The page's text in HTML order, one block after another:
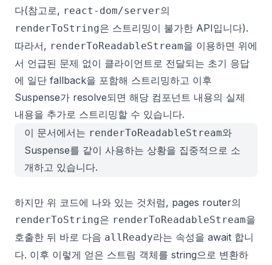
다(참고로, react-dom/server의
renderToString은 스트리밍이 불가한 API입니다).
따라서, renderToReadableStream을 이용하면 위에
서 언급된 문제 없이 클라이언트로 전달되는 초기 응답
에 일단 fallback을 포함해 스트리밍하고 이후
Suspense가 resolve되면 해당 컴포넌트 내용의 실제
내용을 추가로 스트리밍할 수 있습니다.
이 문서에서는 renderToReadableStream와
Suspense를 같이 사용하는 상황을 집중적으로 소
개하고 있습니다.
하지만 위 코드에 나와 있는 것처럼, pages router의
renderToString은 renderToReadableStream을
호출한 뒤 바로 다음 allReady라는 속성을 await 합니
다. 이후 이렇게 얻은 스트림 객체를 string으로 변환하